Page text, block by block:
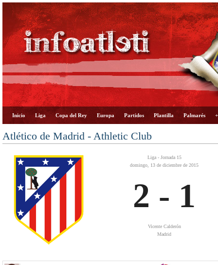
Inicio Liga Copa del Rey Europa Partidos Plantilla Palmarés
Atlético de Madrid - Athletic Club
Liga - Jornada 15
domingo, 13 de diciembre de 2015
2 - 1
Vicente Calderón
Madrid